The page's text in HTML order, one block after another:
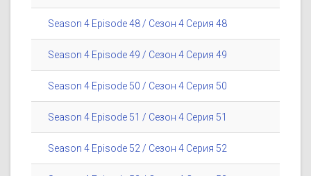
Season 4 Episode 48 / Сезон 4 Серия 48
Season 4 Episode 49 / Сезон 4 Серия 49
Season 4 Episode 50 / Сезон 4 Серия 50
Season 4 Episode 51 / Сезон 4 Серия 51
Season 4 Episode 52 / Сезон 4 Серия 52